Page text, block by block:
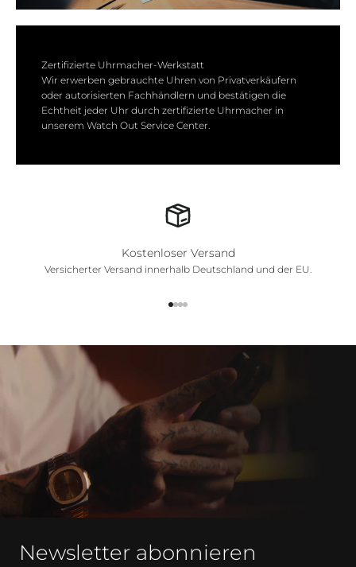
Zertifizierte Uhrmacher-Werkstatt
Wir erwerben gebrauchte Uhren von Privatverkäufern
oder autorisierten Fachhändlern und bestätigen die
Echtheit jeder Uhr durch zertifizierte Uhrmacher in
unserem Watch Out Service Center.
Kostenloser Versand
Versicherter Versand innerhalb Deutschland und der EU.
Gehe zu Element 1
Gehe zu Element 2
Gehe zu Element 3
Gehe zu Element 4
Newsletter abonnieren